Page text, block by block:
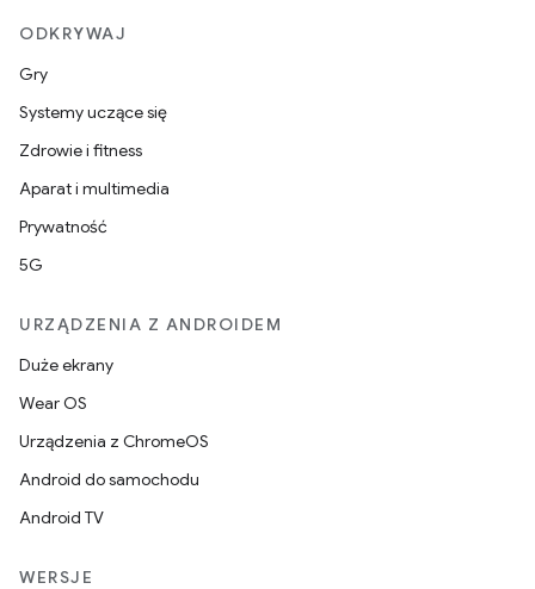
ODKRYWAJ
Gry
Systemy uczące się
Zdrowie i fitness
Aparat i multimedia
Prywatność
5G
URZĄDZENIA Z ANDROIDEM
Duże ekrany
Wear OS
Urządzenia z ChromeOS
Android do samochodu
Android TV
WERSJE